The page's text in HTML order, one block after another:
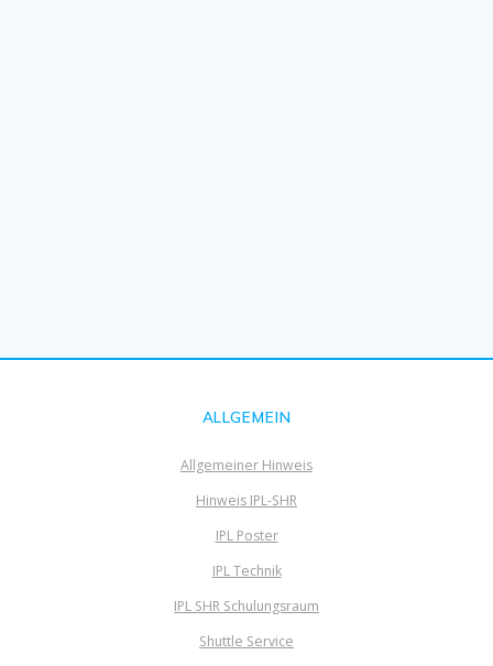
ALLGEMEIN
Allgemeiner Hinweis
Hinweis IPL-SHR
IPL Poster
IPL Technik
IPL SHR Schulungsraum
Shuttle Service